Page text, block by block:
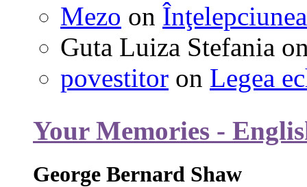
Mezo on Înţelepciunea
Guta Luiza Stefania
povestitor on Legea
Your Memories -
George Bernard Shaw